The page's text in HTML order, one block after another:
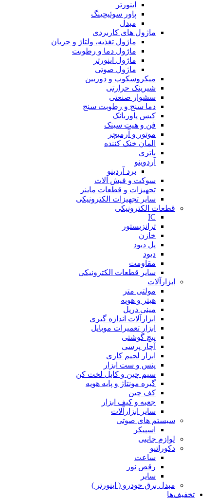
اینورتر
پاور سوئیچینگ
مبدل
ماژول های کاربردی
ماژول تغذیه، ولتاژ و جریان
ماژول دما و رطوبت
ماژول اینورتر
ماژول صوتی
میکروسکوپ و دوربین
شیرینک حرارتی
سشوار صنعتی
دما سنج و رطوبت سنج
کیس پاوربانک
فن و هیت سینک
موتور و آرمیچر
المان خنک کننده
باتری
آردوینو
برد آردینو
سوکت و فیش آلات
تجهیزات و قطعات ماینر
سایر تجهیزات الکترونیکی
قطعات الکترونیکی
IC
ترانزیستور
خازن
پل دیود
دیود
مقاومت
سایر قطعات الکترونیکی
ابزارآلات
مولتی متر
هیتر و هویه
مینی دریل
ابزارآلات اندازه گیری
ابزار تعمیرات موبایل
پیچ گوشتی
آچار پرسی
ابزار لحیم کاری
پنس و ست ابزار
سیم چین و کابل لخت کن
گیره مونتاژ و پایه هویه
کف چین
جعبه و کیف ابزار
سایر ابزارآلات
سیستم های صوتی
اسپیکر
لوازم جانبی
دکوراتیو
ساعت
رقص نور
سایر
مبدل برق خودرو ( اینورتر )
تخفیف‌ها